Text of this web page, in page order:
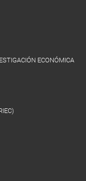
ECONÓMICA